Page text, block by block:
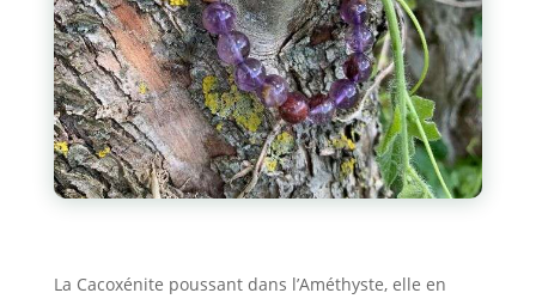
La Cacoxénite poussant dans l’Améthyste, elle en